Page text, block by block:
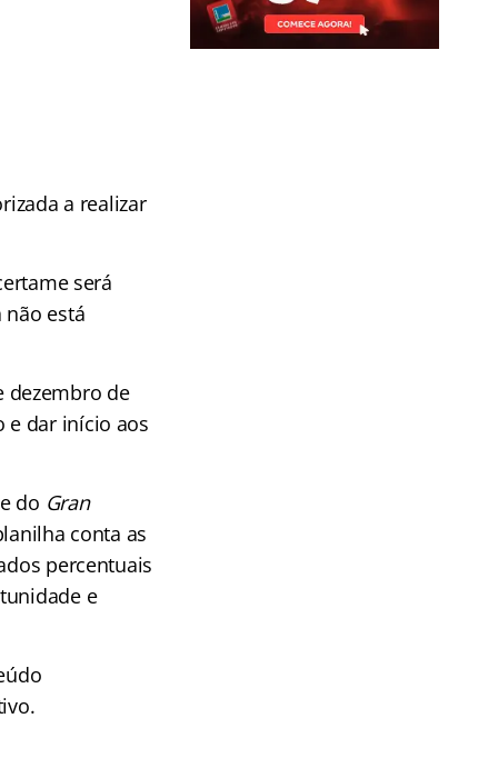
a realizar
será
não está
dezembro de
e dar início aos
do Gran
conta as
percentuais
e